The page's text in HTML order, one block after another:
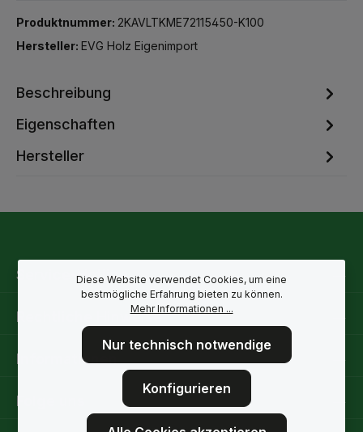
Produktnummer: 2KAVLTKME72115450-K100
Hersteller: EVG Holz Eigenimport
Beschreibung
Eigenschaften
Hersteller
Service-Hotline
Rechtliche Hinweise
Informationen
Folge uns
Diese Website verwendet Cookies, um eine
bestmögliche Erfahrung bieten zu können.
Mehr Informationen ...
Nur technisch notwendige
Konfigurieren